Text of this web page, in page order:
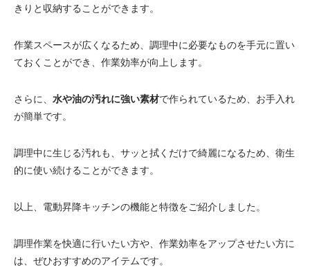
きりと収納することができます。
作業スペースが広くなるため、調理中に必要なものを手元に置い
ておくことができ、作業効率が向上します。
さらに、 水や油の汚れに強い素材で作られているため、お手入れ
が簡単です。
調理中に生じる汚れも、サッと拭くだけで綺麗になるため、衛生
的に使い続けることができます。
以上、電動昇降キッチンの機能と特徴をご紹介しました。
調理作業を快適に行いたい方や、作業効率をアップさせたい方に
は、ぜひおすすめのアイテムです。